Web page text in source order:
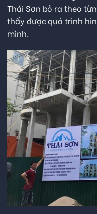
Thái Sơn bỏ ra theo
thấy được quá trình
mình.